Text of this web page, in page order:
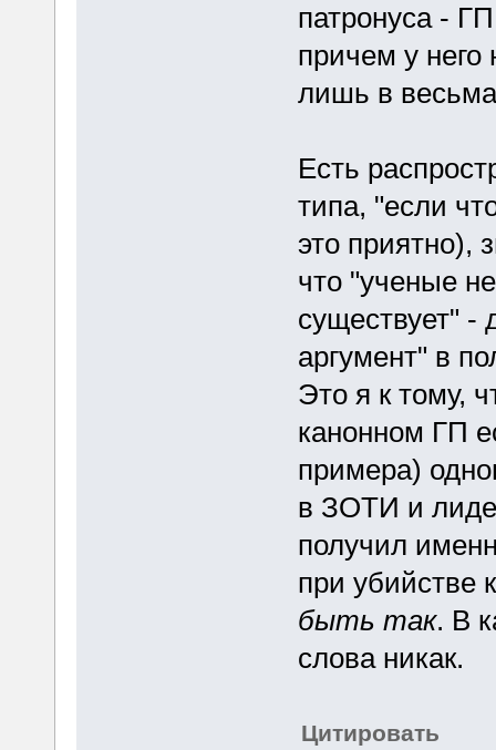
патронуса -
причем у него
лишь в
Есть
типа, "если
это приятно),
что "ученые
существует" -
аргумент" в
Это я к тому,
канонном ГП
примера)
в ЗОТИ и
получил
при убийстве
быть так. В
слова никак.
Цитировать